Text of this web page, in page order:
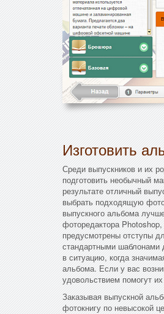
Изготовить
Среди выпускников и их
подготовить необычный
результате отличный
выбрать подходящую
выпускного альбома
фоторедактора
предусмотрены отступы
стандартными шаблонами
в ситуацию, когда
альбома. Если у вас
удовольствием помогут
Заказывая выпускной
фотокнигу по невысокой